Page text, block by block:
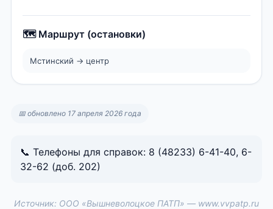
🗺️ Маршрут (остановки)
Мстинский → центр
📅 обновлено 17 апреля 2026 года
📞 Телефоны для справок: 8 (48233) 6-41-40, 6-
32-62 (доб. 202)
Источник: ООО «Вышневолоцкое ПАТП» — www.vvpatp.ru